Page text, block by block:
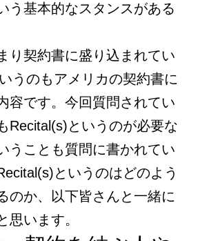
う基本的なスタンスがある
り契約書に盛り込まれてい
うのもアメリカの契約書に
容です。今回質問されてい
Recital(s)というのが必要な
うことも質問に書かれてい
というのはどのよう
のか、以下皆さんと一緒に
思います。